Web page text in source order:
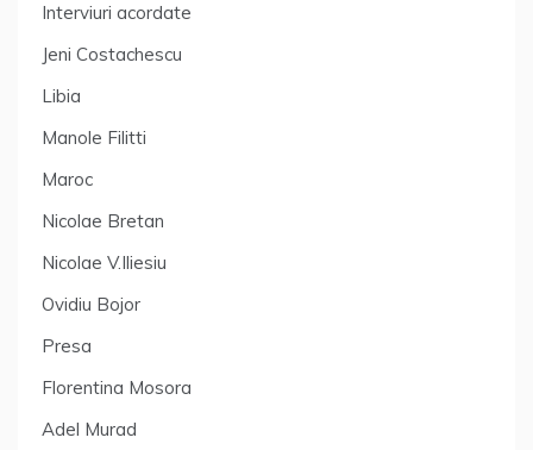
Interviuri acordate
Jeni Costachescu
Libia
Manole Filitti
Maroc
Nicolae Bretan
Nicolae V.Iliesiu
Ovidiu Bojor
Presa
Florentina Mosora
Adel Murad